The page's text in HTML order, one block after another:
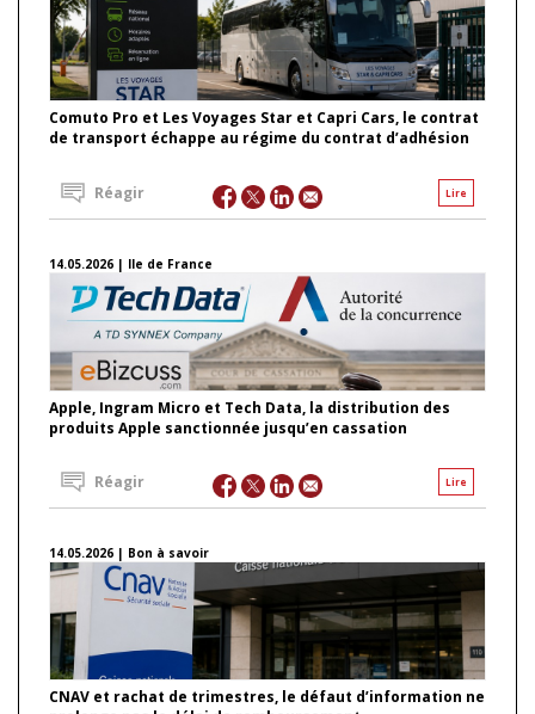
Comuto Pro et Les Voyages Star et Capri Cars, le contrat
de transport échappe au régime du contrat d’adhésion
Lire
Réagir
14.05.2026 | Ile de France
Apple, Ingram Micro et Tech Data, la distribution des
produits Apple sanctionnée jusqu’en cassation
Lire
Réagir
14.05.2026 | Bon à savoir
CNAV et rachat de trimestres, le défaut d’information ne